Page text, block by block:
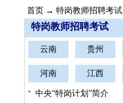
首页 → 特岗教师招聘考试
特岗教师招聘考试
云南 贵州
河南 江西
中央“特岗计划”简介